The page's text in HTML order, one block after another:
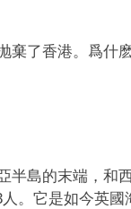
棄了香港。爲什
半島的末端，和
。它是如今英國